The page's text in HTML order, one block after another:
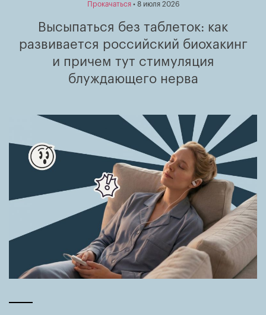
Прокачаться • 8 июля 2026
Высыпаться без таблеток: как
развивается российский биохакинг
и причем тут стимуляция
блуждающего нерва